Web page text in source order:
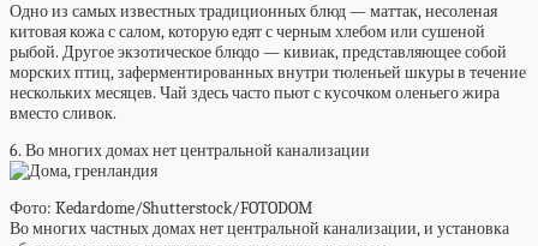
Одно из самых известных традиционных блюд — маттак, несоленая
китовая кожа с салом, которую едят с черным хлебом или сушеной
рыбой. Другое экзотическое блюдо — кивиак, представляющее собой
морских птиц, заферментированных внутри тюленьей шкуры в течение
нескольких месяцев. Чай здесь часто пьют с кусочком оленьего жира
вместо сливок.
6. Во многих домах нет центральной канализации
Фото: Kedardome/Shutterstock/FOTODOM
Во многих частных домах нет центральной канализации, и установка